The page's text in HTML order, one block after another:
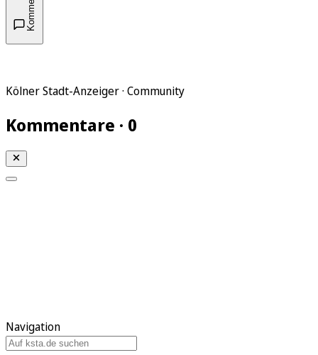
Kölner Stadt-Anzeiger · Community
Kommentare · 0
Navigation